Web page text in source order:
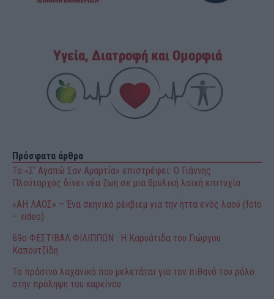
Πρόσφατα άρθρα
Το «Σ’ Αγαπώ Σαν Αμαρτία» επιστρέφει: Ο Γιάννης
Πλούταρχος δίνει νέα ζωή σε μια θρυλική λαϊκή επιτυχία
«ΑΗ ΛΑΟΣ» – Ένα σκηνικό ρέκβιεμ για την ήττα ενός λαού (foto
– video)
69o ΦΕΣΤΙΒΑΛ ΦΙΛΙΠΠΩΝ : H Καρυάτιδα του Γιώργου
Καπουτζίδη
Το πράσινο λαχανικό που μελετάται για τον πιθανό του ρόλο
στην πρόληψη του καρκίνου